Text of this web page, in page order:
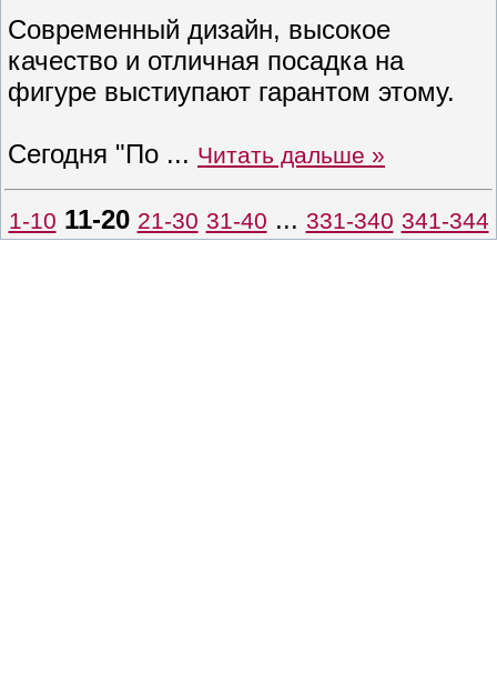
Современный дизайн, высокое
качество и отличная посадка на
фигуре выстиупают гарантом этому.
Сегодня "По ... Читать дальше »
1-10 11-20 21-30 31-40 ... 331-340 341-344